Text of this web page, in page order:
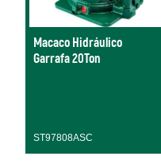
Macaco Hidráulico
Garrafa 20Ton
ST97808ASC